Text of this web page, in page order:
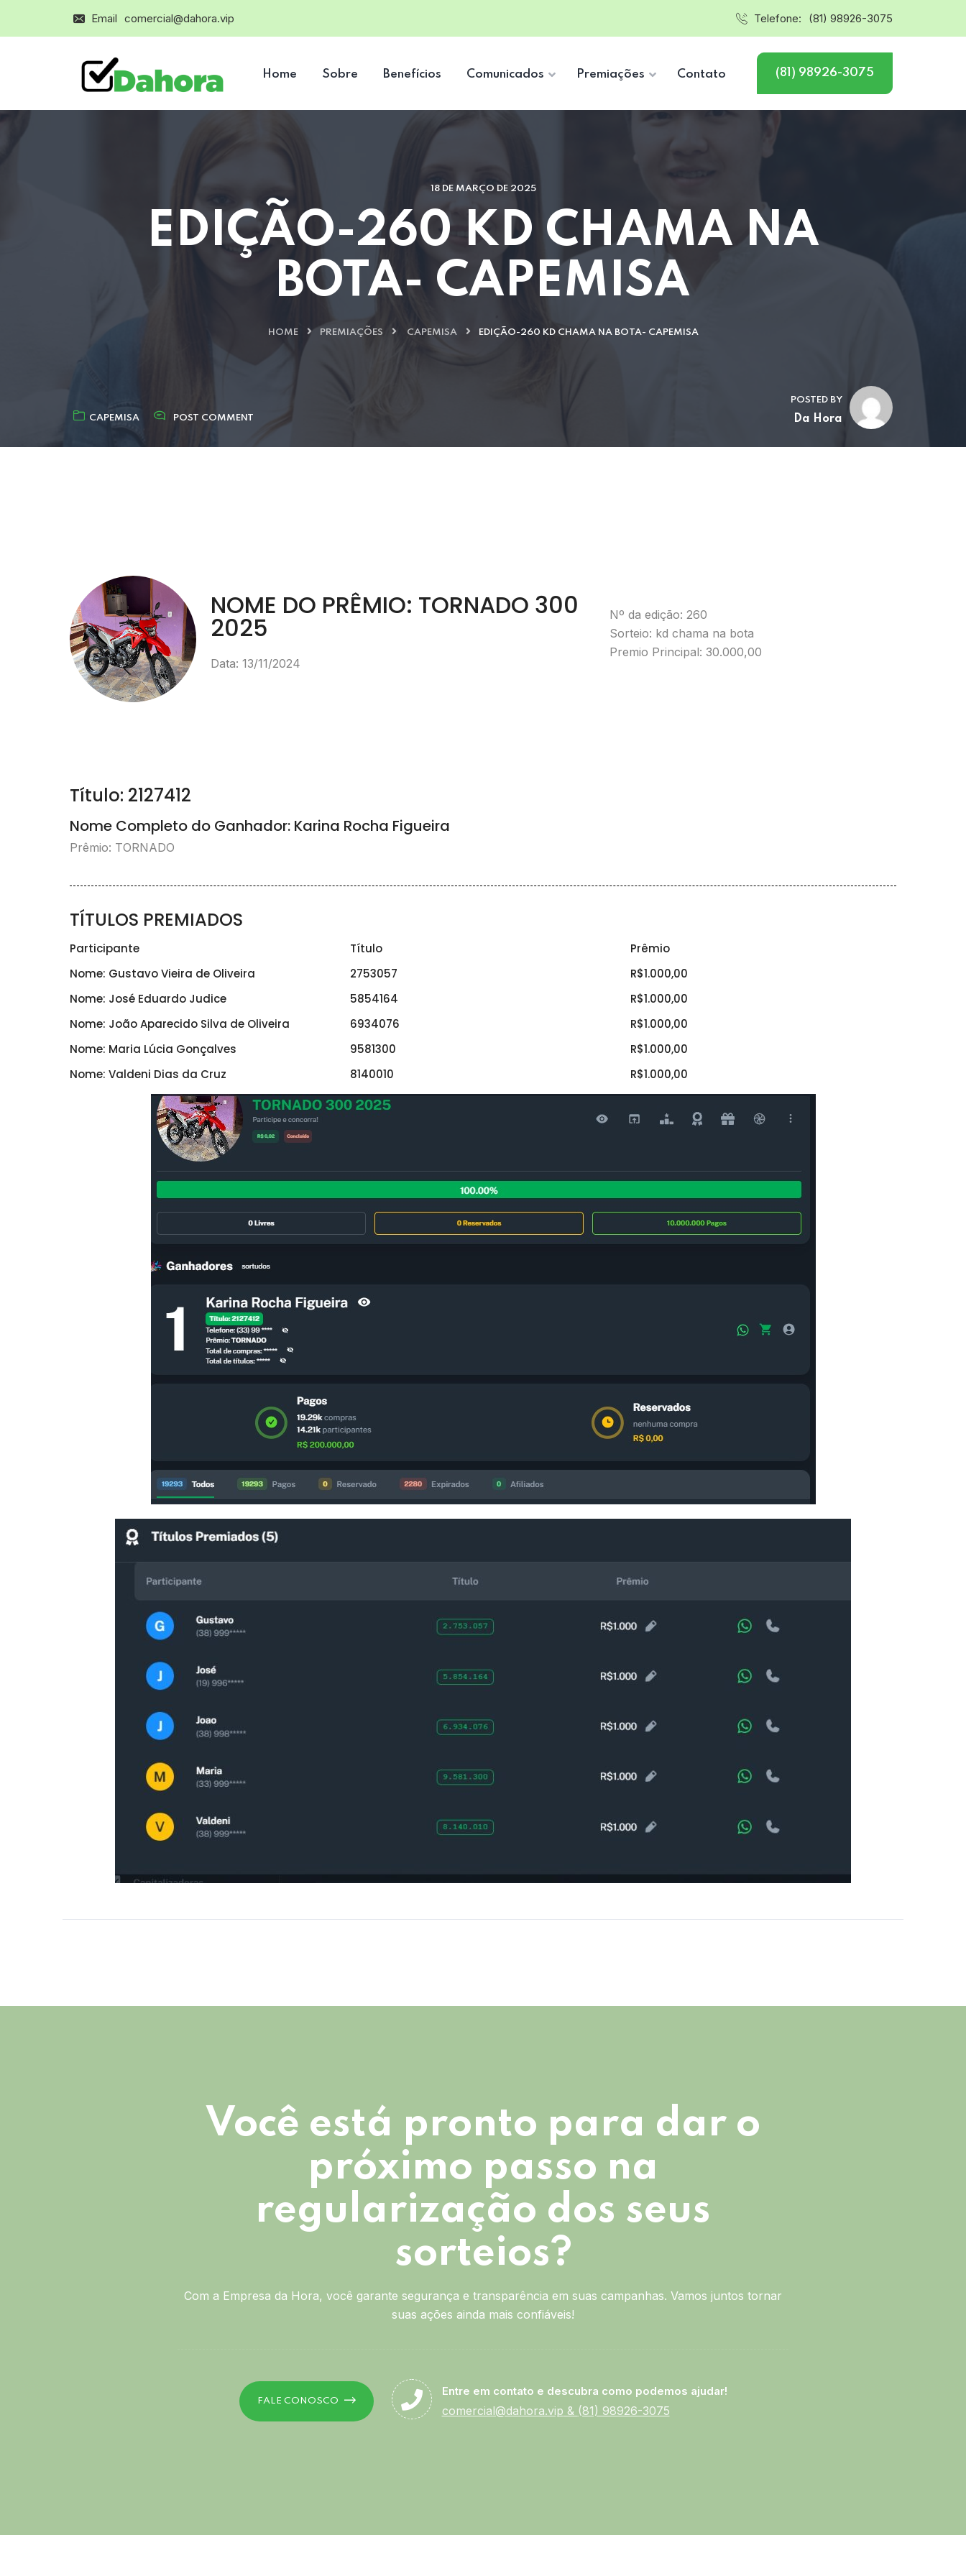
Email comercial@dahora.vip Telefone: (81) 98926-3075
Home Sobre Benefícios Comunicados Premiações Contato (81) 98926-3075
18 DE MARÇO DE 2025
EDIÇÃO-260 KD CHAMA NA
BOTA- CAPEMISA
HOME PREMIAÇÕES CAPEMISA EDIÇÃO-260 KD CHAMA NA BOTA- CAPEMISA
CAPEMISA POST COMMENT
POSTED BY
Da Hora
NOME DO PRÊMIO: TORNADO 300
2025
Data: 13/11/2024
Nº da edição: 260
Sorteio: kd chama na bota
Premio Principal: 30.000,00
Título: 2127412
Nome Completo do Ganhador: Karina Rocha Figueira
Prêmio: TORNADO
TÍTULOS PREMIADOS
Participante Título
Prêmio
Nome: Gustavo Vieira de Oliveira
2753057
R$1.000,00
Nome: José Eduardo Judice
5854164
R$1.000,00
Nome: João Aparecido Silva de Oliveira
6934076
R$1.000,00
Nome: Maria Lúcia Gonçalves
9581300
R$1.000,00
Nome: Valdeni Dias da Cruz
8140010 R$1.000,00
Você está pronto para dar o
próximo passo na
regularização dos seus
sorteios?
Com a Empresa da Hora, você garante segurança e transparência em suas campanhas. Vamos juntos tornar
suas ações ainda mais confiáveis!
FALE CONOSCO
Entre em contato e descubra como podemos ajudar!
comercial@dahora.vip & (81) 98926-3075